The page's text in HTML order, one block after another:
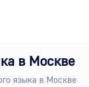
в Москве
языка в Москве